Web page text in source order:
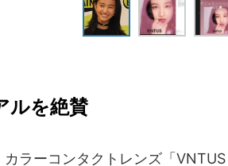
ルを絶賛
ラーコンタクトレンズ「